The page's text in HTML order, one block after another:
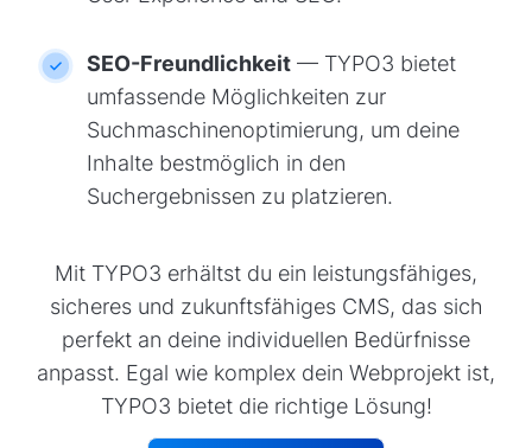
SEO-Freundlichkeit— TYPO3 bietet
umfassende Möglichkeiten zur
Suchmaschinenoptimierung, um deine
Inhalte bestmöglich in den
Suchergebnissen zu platzieren.
Mit TYPO3 erhältst du ein leistungsfähiges,
sicheres und zukunftsfähiges CMS, das sich
perfekt an deine individuellen Bedürfnisse
anpasst. Egal wie komplex dein Webprojekt ist,
TYPO3 bietet die richtige Lösung!